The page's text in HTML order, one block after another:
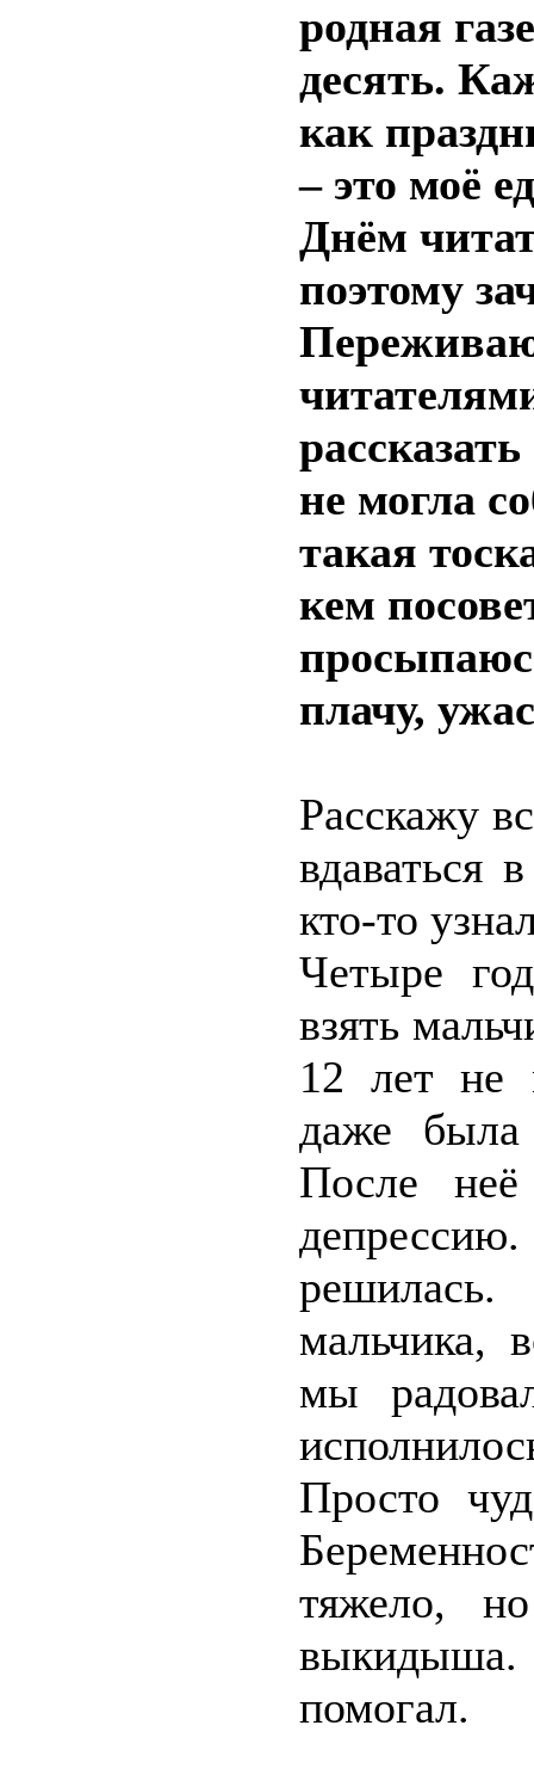
родная
десять.
как
– это моё
Днём
поэтому
не могла
такая
кем
плачу,
Расскажу
вдаваться
кто-то
Четыре
взять
12 лет не
даже
После
мальчика,
мы
Просто
тяжело,
выкидыша.
помогал.